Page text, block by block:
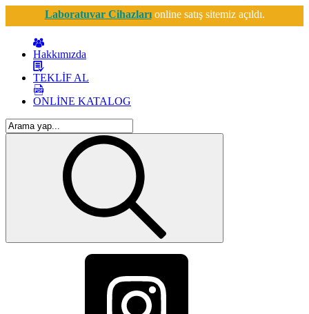
Laboratuvar Cihazlarıonline satış sitemiz açıldı.
Hakkımızda
TEKLİF AL
ONLİNE KATALOG